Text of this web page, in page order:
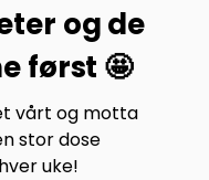
på Facebook og
samt 31.000
bilder og
og de
først 🤩
vårt og motta
stor dose
uke!